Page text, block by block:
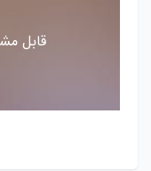
قابل